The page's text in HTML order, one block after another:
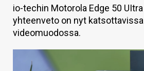
TIETOA
HINTA.FI
KAUPPA
io-techin Motorola Edge 50
yhteenveto on nyt
videomuodossa.